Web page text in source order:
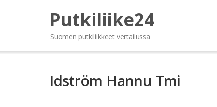
Putkiliike24
Suomen putkiliikkeet vertailussa
Idström Hannu Tmi